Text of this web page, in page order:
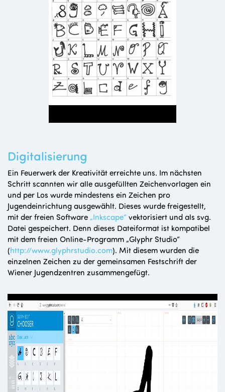
Digitalisierung
Ein Feuerwerk der Kreativität erreichte uns. Im nächsten
Schritt scannten wir alle ausgefüllten Zeichenvorlagen ein
und per Los wurde mindestens ein Zeichen pro
Jugendeinrichtung ausgewählt. Dieses wurde freigestellt,
mit der freien Software „Inkscape“vektorisiert und als svg.
Datei gespeichert. Denn dieses Dateiformat ist kompatibel
mit dem freien Online-Programm „Glyphr Studio“
(http://www.glyphrstudio.com). Mit diesem wurden die
einzelnen Zeichen zu der gemeinsamen Festschrift der
Wiener Jugendzentren zusammengefügt.